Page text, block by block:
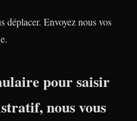
déplacer. Envoyez nous vos
pour saisir
nous vous